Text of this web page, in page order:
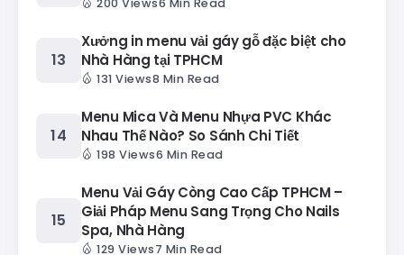
Xưởng in menu vải gáy gỗ đặc biệt cho
Nhà Hàng tại TPHCM
131 Views8 Min Read
Menu Mica Và Menu Nhựa PVC Khác
Nhau Thế Nào? So Sánh Chi Tiết
198 Views6 Min Read
Menu Vải Gáy Còng Cao Cấp TPHCM –
Giải Pháp Menu Sang Trọng Cho Nails
Spa, Nhà Hàng
129 Views7 Min Read